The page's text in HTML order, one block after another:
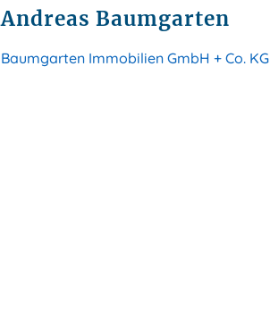
Andreas Baumgarten
Baumgarten Immobilien GmbH + Co. KG